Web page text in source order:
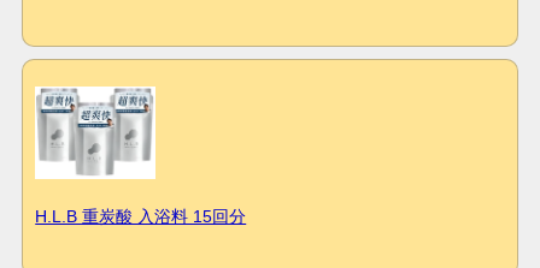
H.L.B 重炭酸 入浴料 15回分